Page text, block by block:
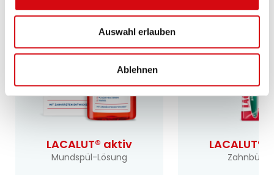
Auswahl erlauben
Ablehnen
LACALUT® aktiv
Mundspül-Lösung
LACALUT®